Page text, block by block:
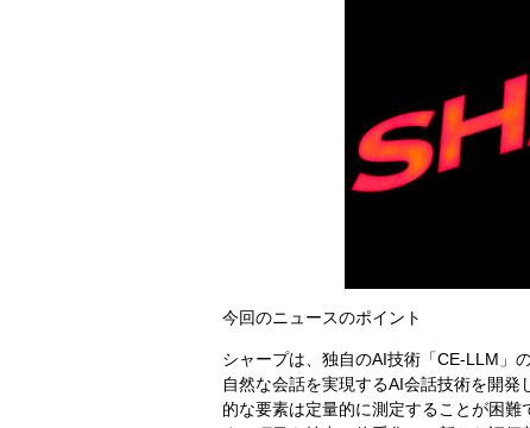
今回のニュースのポイント
シャープは、独自のAI技術「CE-LLM」
自然な会話を実現するAI会話技術を開
的な要素は定量的に測定することが困